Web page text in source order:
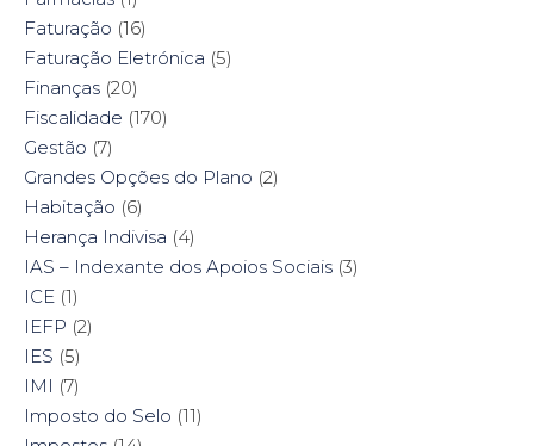
Faturação (16)
Faturação Eletrónica (5)
Finanças (20)
Fiscalidade (170)
Gestão (7)
Grandes Opções do Plano (2)
Habitação (6)
Herança Indivisa (4)
IAS – Indexante dos Apoios Sociais (3)
ICE (1)
IEFP (2)
IES (5)
IMI (7)
Imposto do Selo (11)